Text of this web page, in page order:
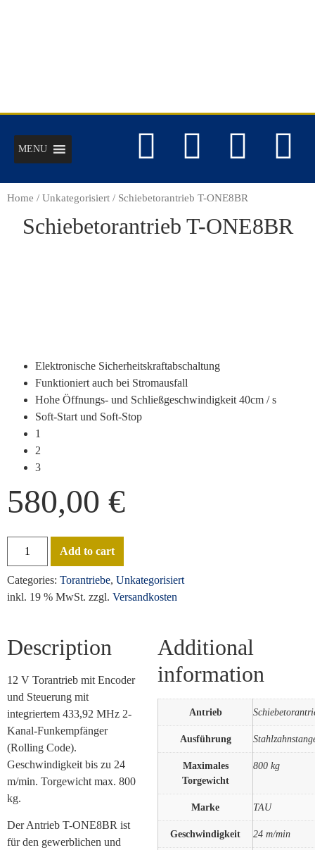
MENU
Home / Unkategorisiert / Schiebetorantrieb T-ONE8BR
Schiebetorantrieb T-ONE8BR
Elektronische Sicherheitskraftabschaltung
Funktioniert auch bei Stromausfall
Hohe Öffnungs- und Schließgeschwindigkeit 40cm / s
Soft-Start und Soft-Stop
1
2
3
580,00 €
Add to cart
Categories: Torantriebe, Unkategorisiert
inkl. 19 % MwSt. zzgl. Versandkosten
Description
12 V Torantrieb mit Encoder
und Steuerung mit
integriertem 433,92 MHz 2-
Kanal-Funkempfänger
(Rolling Code).
Geschwindigkeit bis zu 24
m/min. Torgewicht max. 800
kg.
Der Antrieb T-ONE8BR ist
für den gewerblichen und
Additional
information
Antrieb
Ausführung
Maximales
Torgewicht
800 kg
Marke TAU
Geschwindigkeit 24 m/min